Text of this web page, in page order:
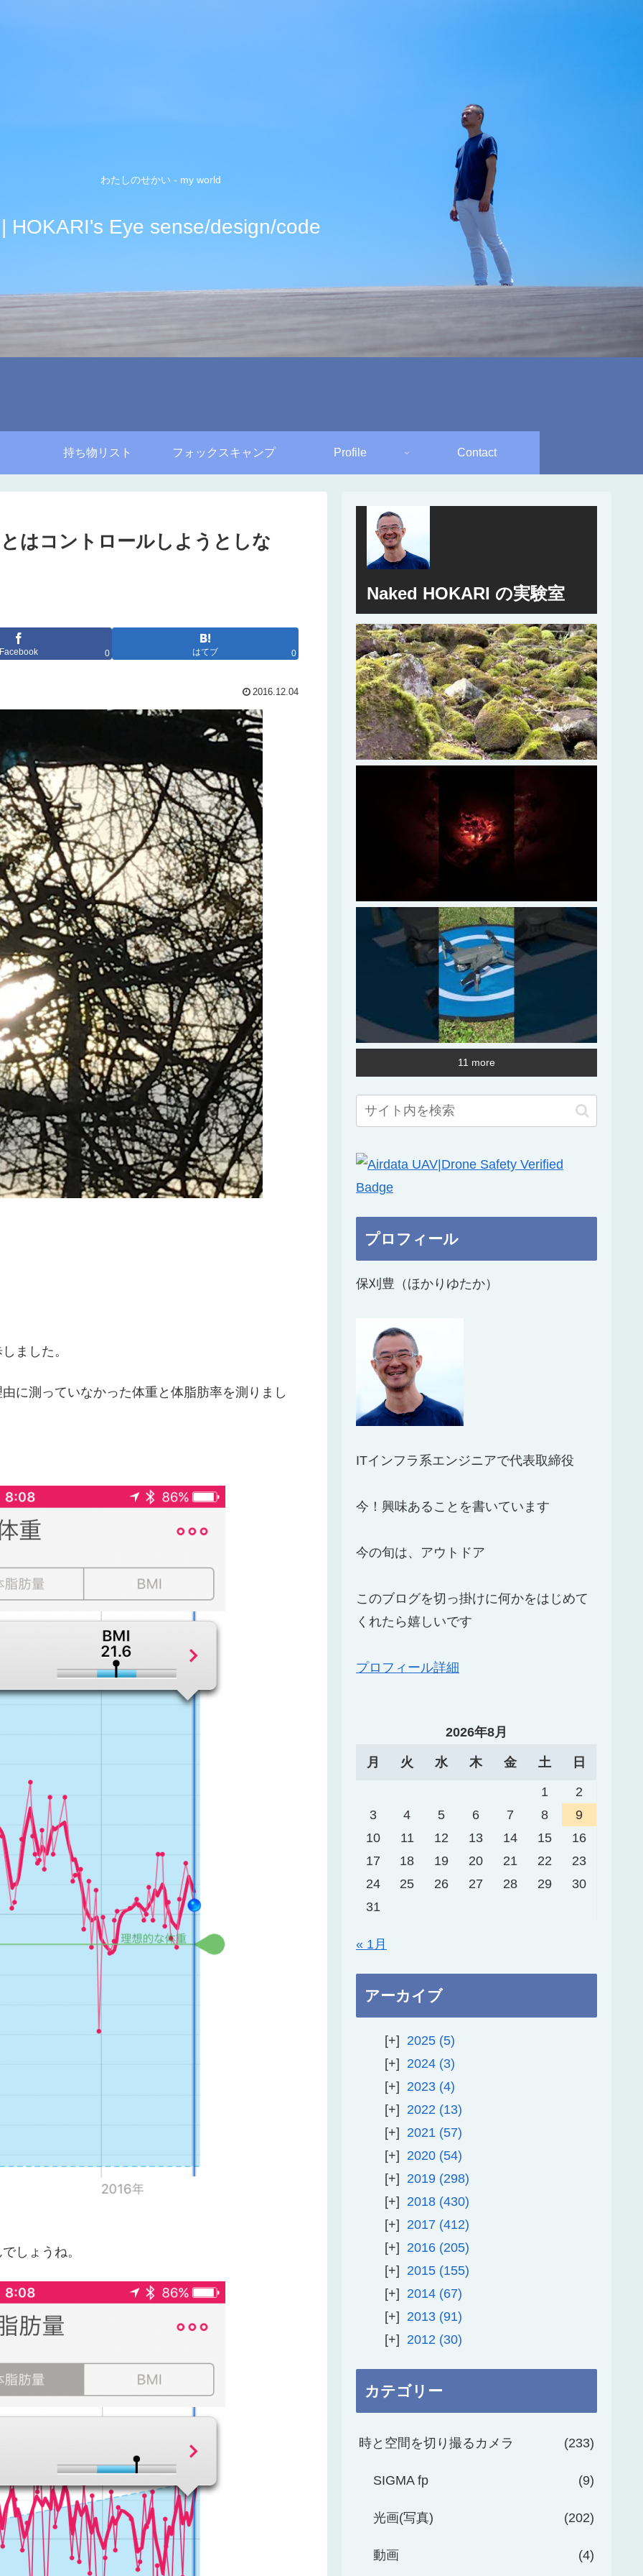
わたしのせかい - my world
| HOKARI's Eye sense/design/code
持ち物リスト フォックスキャンプ Profile Contact
はコントロールしようとしな
Facebook 0 はてブ 0
2016.12.04
ました。
に測っていなかった体重と体脂肪率を測りまし
しょうね。
Naked HOKARI の実験室
11 more
プロフィール
保刈豊（ほかりゆたか）
ITインフラ系エンジニアで代表取締役
今！興味あることを書いています
今の旬は、アウトドア
このブログを切っ掛けに何かをはじめて
くれたら嬉しいです
プロフィール詳細
2026年8月
月 火 水 木 金 土 日
1
2
3
4 5 6 7 8
9
10
11 12 13 14 15
16
17
18 19 20 21 22
23
24
25 26 27 28 29
30
31
« 1月
アーカイブ
2025 5
2024 3
2023 4
2022
13
2021
57
2020 54
2019 298
2018 430
2017 412
2016 205
2015 155
2014 67
2013 91
2012
30
カテゴリー
時と空間を切り撮るカメラ 233
SIGMA fp 9
光画(写真) 202
動画 4